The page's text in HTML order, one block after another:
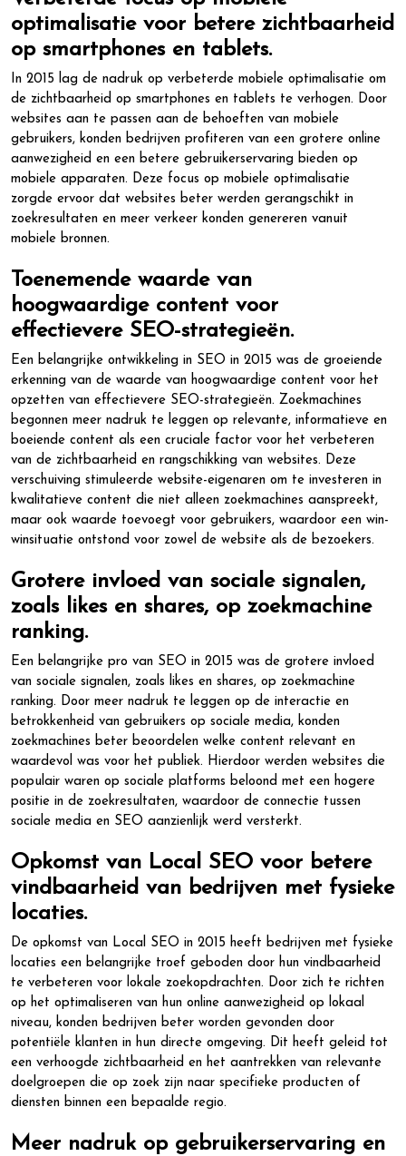
optimalisatie voor betere zichtbaarheid
op smartphones en tablets.
In 2015 lag de nadruk op verbeterde mobiele optimalisatie om
de zichtbaarheid op smartphones en tablets te verhogen. Door
websites aan te passen aan de behoeften van mobiele
gebruikers, konden bedrijven profiteren van een grotere online
aanwezigheid en een betere gebruikerservaring bieden op
mobiele apparaten. Deze focus op mobiele optimalisatie
zorgde ervoor dat websites beter werden gerangschikt in
zoekresultaten en meer verkeer konden genereren vanuit
mobiele bronnen.
Toenemende waarde van
hoogwaardige content voor
effectievere SEO-strategieën.
Een belangrijke ontwikkeling in SEO in 2015 was de groeiende
erkenning van de waarde van hoogwaardige content voor het
opzetten van effectievere SEO-strategieën. Zoekmachines
begonnen meer nadruk te leggen op relevante, informatieve en
boeiende content als een cruciale factor voor het verbeteren
van de zichtbaarheid en rangschikking van websites. Deze
verschuiving stimuleerde website-eigenaren om te investeren in
kwalitatieve content die niet alleen zoekmachines aanspreekt,
maar ook waarde toevoegt voor gebruikers, waardoor een win-
winsituatie ontstond voor zowel de website als de bezoekers.
Grotere invloed van sociale signalen,
zoals likes en shares, op zoekmachine
ranking.
Een belangrijke pro van SEO in 2015 was de grotere invloed
van sociale signalen, zoals likes en shares, op zoekmachine
ranking. Door meer nadruk te leggen op de interactie en
betrokkenheid van gebruikers op sociale media, konden
zoekmachines beter beoordelen welke content relevant en
waardevol was voor het publiek. Hierdoor werden websites die
populair waren op sociale platforms beloond met een hogere
positie in de zoekresultaten, waardoor de connectie tussen
sociale media en SEO aanzienlijk werd versterkt.
Opkomst van Local SEO voor betere
vindbaarheid van bedrijven met fysieke
locaties.
De opkomst van Local SEO in 2015 heeft bedrijven met fysieke
locaties een belangrijke troef geboden door hun vindbaarheid
te verbeteren voor lokale zoekopdrachten. Door zich te richten
op het optimaliseren van hun online aanwezigheid op lokaal
niveau, konden bedrijven beter worden gevonden door
potentiële klanten in hun directe omgeving. Dit heeft geleid tot
een verhoogde zichtbaarheid en het aantrekken van relevante
doelgroepen die op zoek zijn naar specifieke producten of
diensten binnen een bepaalde regio.
Meer nadruk op gebruikerservaring en